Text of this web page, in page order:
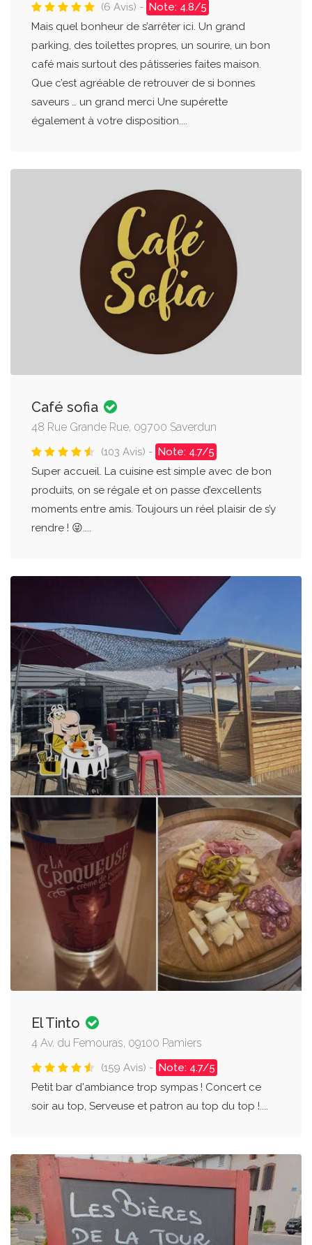
(6 Avis) - Note: 4.8/5
Mais quel bonheur de s’arrêter ici. Un grand
parking, des toilettes propres, un sourire, un bon
café mais surtout des pâtisseries faites maison.
Que c’est agréable de retrouver de si bonnes
saveurs … un grand merci Une supérette
également à votre disposition....
Café sofia
48 Rue Grande Rue, 09700 Saverdun
(103 Avis) - Note: 4.7/5
Super accueil. La cuisine est simple avec de bon
produits, on se régale et on passe d’excellents
moments entre amis. Toujours un réel plaisir de s’y
rendre ! 😜....
El Tinto
4 Av. du Femouras, 09100 Pamiers
(159 Avis) - Note: 4.7/5
Petit bar d'ambiance trop sympas ! Concert ce
soir au top, Serveuse et patron au top du top !....